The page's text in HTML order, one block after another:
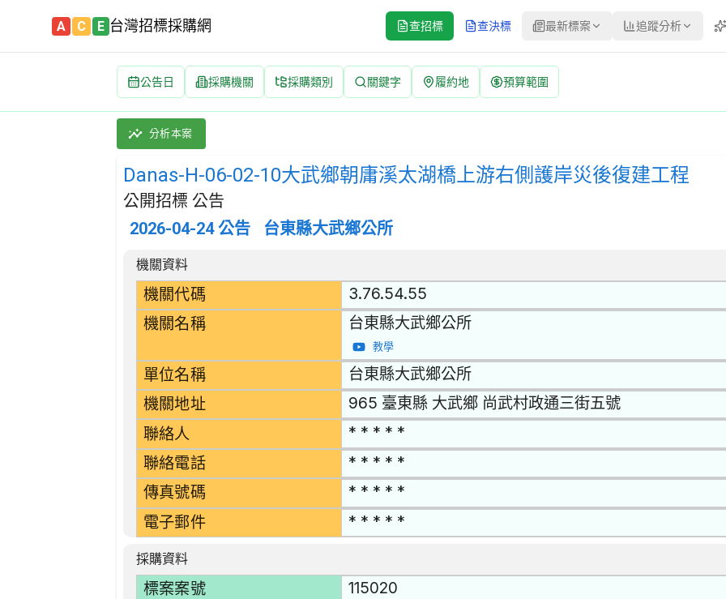
A C E 台灣招標採購網 查招標 查決標 最新標案 追蹤分析
公告日 採購機關 採購類別 關鍵字 履約地 預算範圍
Danas-H-06-02-10大武鄉朝庸溪太湖橋上游右側護岸災後復建工程 招標公告 | 案號：115020 | 公開招標
採購類別：工程類 其他土木工程 | 招標方式：公開招標 | 決標方式：最低標 | 資料來源：台灣政府電子
分析本案
Danas-H-06-02-10大武鄉朝庸溪太湖橋上游右側護岸災後復建工程
公開招標 公告
2026-04-24 公告 台東縣大武鄉公所
招標公告詳細內容
機關資料
機關代碼 3.76.54.55
機關名稱 台東縣大武鄉公所
教學
單位名稱 台東縣大武鄉公所
機關地址 965 臺東縣 大武鄉 尚武村政通三街五號
聯絡人 * * * * *
聯絡電話 * * * * *
傳真號碼 * * * * *
電子郵件 * * * * *
採購資料
標案案號 115020